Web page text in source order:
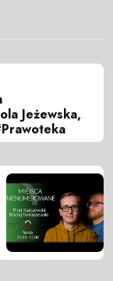
Jeżewska,